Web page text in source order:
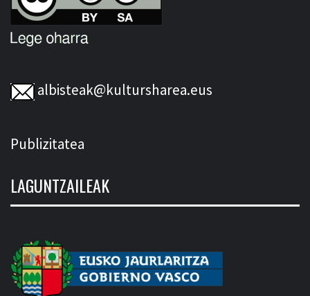
albisteak@kultursharea.eus
Publizitatea
LAGUNTZAILEAK